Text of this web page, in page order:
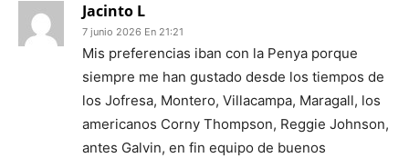
Jacinto L
7 junio 2026 En 21:21
Mis preferencias iban con la Penya porque
siempre me han gustado desde los tiempos de
los Jofresa, Montero, Villacampa, Maragall, los
americanos Corny Thompson, Reggie Johnson,
antes Galvin, en fin equipo de buenos